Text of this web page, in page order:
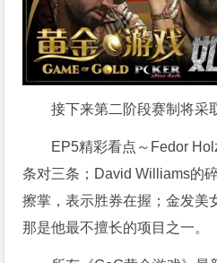
接下来第二阶段赛制将采
EP5精彩看点～Fedor
条对三条；David Williams的
擦掌，表示胜券在握；金发美
那是他最不擅长的项目之一。